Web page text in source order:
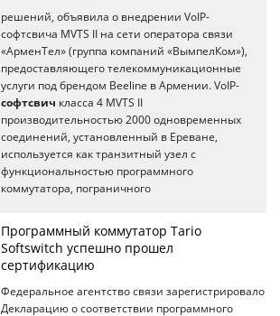
решений, объявила о внедрении VoIP-
софтсвича MVTS II на сети оператора связи
«АрменТел» (группа компаний «ВымпелКом»),
предоставляющего телекоммуникационные
услуги под брендом Beeline в Армении. VoIP-
софтсвич класса 4 MVTS II
производительностью 2000 одновременных
соединений, установленный в Ереване,
используется как транзитный узел с
функциональностью программного
коммутатора, пограничного
Программный коммутатор Tario
Softswitch успешно прошел
сертификацию
Федеральное агентство связи зарегистрировало
Декларацию о соответствии программного